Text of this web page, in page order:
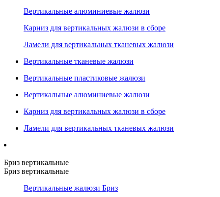
Вертикальные алюминиевые жалюзи
Карниз для вертикальных жалюзи в сборе
Ламели для вертикальных тканевых жалюзи
Вертикальные тканевые жалюзи
Вертикальные пластиковые жалюзи
Вертикальные алюминиевые жалюзи
Карниз для вертикальных жалюзи в сборе
Ламели для вертикальных тканевых жалюзи
Бриз вертикальные
Бриз вертикальные
Вертикальные жалюзи Бриз